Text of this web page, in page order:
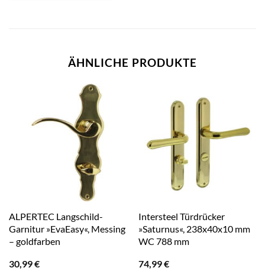
ÄHNLICHE PRODUKTE
ALPERTEC Langschild-
Garnitur »EvaEasy«, Messing
– goldfarben
30,99€
Intersteel Türdrücker
»Saturnus«, 238x40x10 mm
WC 788 mm
74,99€